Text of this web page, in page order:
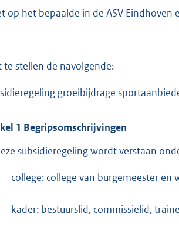
op het bepaalde in de ASV
te stellen de navolgende:
groeibijdrage
1 Begripsomschrijvingen
subsidieregeling wordt verstaan
college: college van burgemeester en
kader: bestuurslid, commissielid,